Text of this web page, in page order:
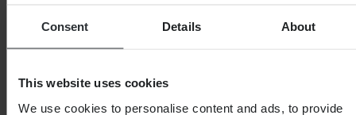
Consent Details About
This website uses cookies
We use cookies to personalise content and ads, to provide
Hmotnost balení2137
BarvaMatná Oranžová Fluo
CertifikaceECE 22.06